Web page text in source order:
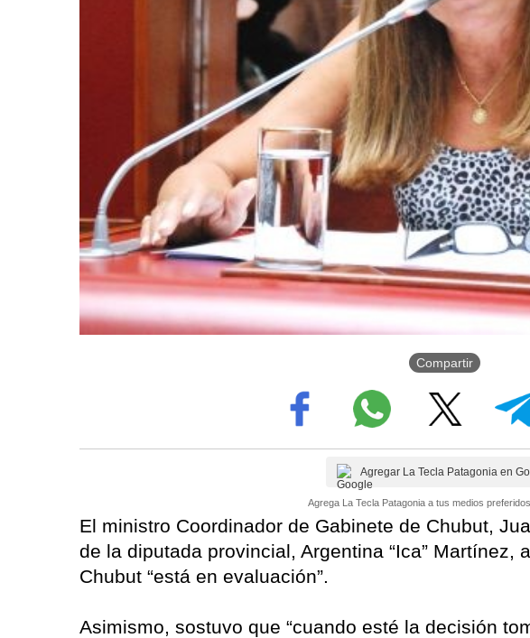
Compartir
Agregar La Tecla Patagonia en
Agrega La Tecla Patagonia a tus medios
El ministro Coordinador de Gabinete de Chubut,
de la diputada provincial, Argentina “Ica” Martínez,
Chubut “está en evaluación”.
Asimismo, sostuvo que “cuando esté la decisión